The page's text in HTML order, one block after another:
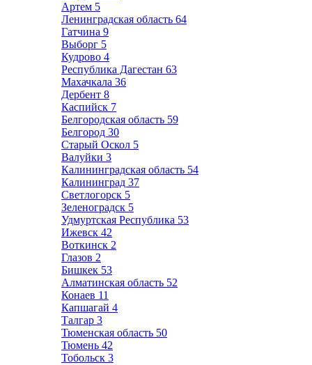
Артем 5
Ленинградская область 64
Гатчина 9
Выборг 5
Кудрово 4
Республика Дагестан 63
Махачкала 36
Дербент 8
Каспийск 7
Белгородская область 59
Белгород 30
Старый Оскол 5
Валуйки 3
Калининградская область 54
Калининград 37
Светлогорск 5
Зеленоградск 5
Удмуртская Республика 53
Ижевск 42
Воткинск 2
Глазов 2
Бишкек 53
Алматинская область 52
Конаев 11
Капшагай 4
Талгар 3
Тюменская область 50
Тюмень 42
Тобольск 3